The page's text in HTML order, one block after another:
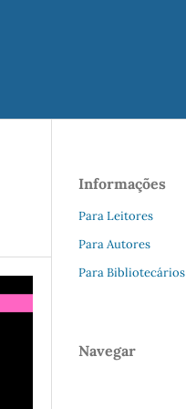
Informações
Para Leitores
Para Autores
Para Bibliotecários
Navegar